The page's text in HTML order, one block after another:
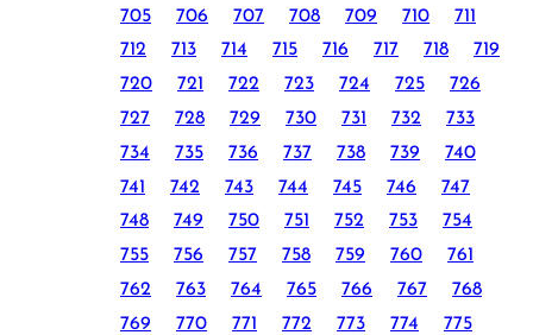
705
706 707 708 709 710
711
712
713 714 715 716 717 718
719
720
721 722 723 724 725
726
727
728 729 730 731 732
733
734
735 736 737 738 739
740
741
742 743 744 745 746
747
748
749 750 751 752 753
754
755
756 757 758 759 760
761
762
763 764 765 766 767
768
769
770 771 772 773 774
775